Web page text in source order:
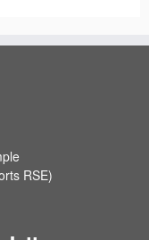
RSE)